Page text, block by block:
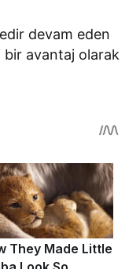
devam eden
bir avantaj olarak